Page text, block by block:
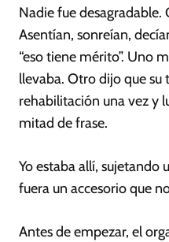
Nadie fue desagradable.
Asentían, sonreían,
“eso tiene mérito”. Uno
llevaba. Otro dijo que su
rehabilitación una vez y
mitad de frase.
Yo estaba allí, sujetando
fuera un accesorio que
Antes de empezar, el